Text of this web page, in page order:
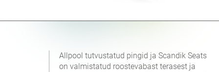
Allpool tutvustatud pingid ja Scandik Seats
on valmistatud roostevabast terasest ja